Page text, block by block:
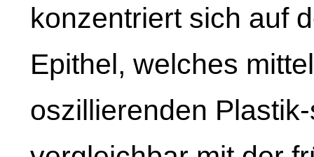
konzentriert sich auf
Epithel, welches
oszillierenden